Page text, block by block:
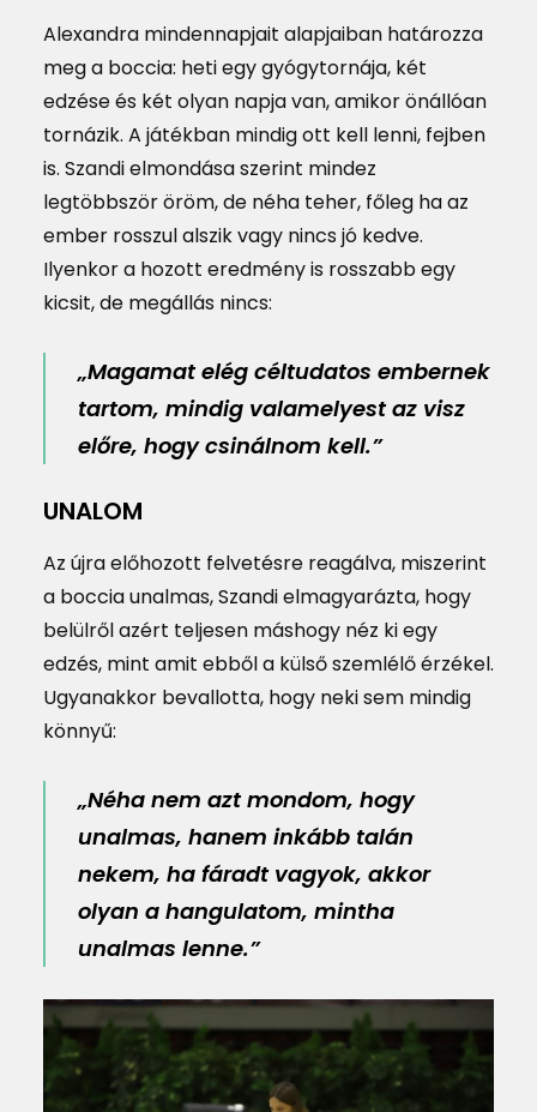
Alexandra mindennapjait alapjaiban határozza
meg a boccia: heti egy gyógytornája, két
edzése és két olyan napja van, amikor önállóan
tornázik. A játékban mindig ott kell lenni, fejben
is. Szandi elmondása szerint mindez
legtöbbször öröm, de néha teher, főleg ha az
ember rosszul alszik vagy nincs jó kedve.
Ilyenkor a hozott eredmény is rosszabb egy
kicsit, de megállás nincs:
„Magamat elég céltudatos embernek
tartom, mindig valamelyest az visz
előre, hogy csinálnom kell.”
UNALOM
Az újra előhozott felvetésre reagálva, miszerint
a boccia unalmas, Szandi elmagyarázta, hogy
belülről azért teljesen máshogy néz ki egy
edzés, mint amit ebből a külső szemlélő érzékel.
Ugyanakkor bevallotta, hogy neki sem mindig
könnyű:
„Néha nem azt mondom, hogy
unalmas, hanem inkább talán
nekem, ha fáradt vagyok, akkor
olyan a hangulatom, mintha
unalmas lenne.”